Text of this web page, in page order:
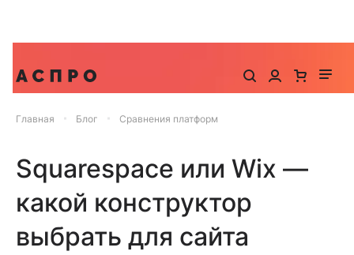
Главная Блог Сравнения платформ
Squarespace или Wix —
какой конструктор
выбрать для сайта